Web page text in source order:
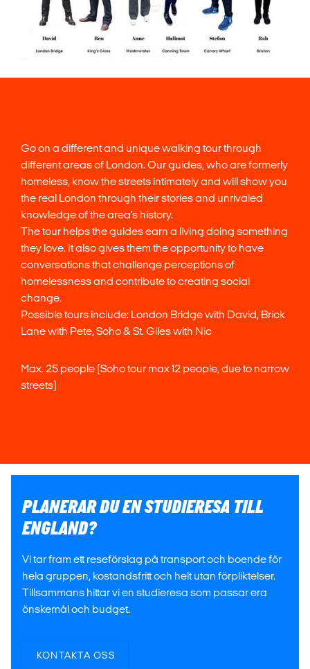
Go on a different and unique walking tour through
different areas of London. Our guides, who are formerly
homeless, know the streets intimately and will show you
the real London through their stories and unrivaled
knowledge of the area's history.
The tour helps the guides earn a living doing something
they love. It also gives them the opportunity to have
conversations that challenge perceptions of
homelessness and contribute to creating social
change.
Possible tours include: London Bridge with David, Brick
Lane with Pete, Soho & St. Giles with Nic
Max. 25 people (Soho tour max 12 people, due to narrow
streets)
PLANERAR DU EN STUDIERESA TILL
ENGLAND?
Vi tar fram ett reseförslag på transport och boende för
hela gruppen, kostandsfritt och helt utan förpliktelser.
Tillsammans hittar vi en studieresa som passar era
önskemål och budget.
KONTAKTA OSS